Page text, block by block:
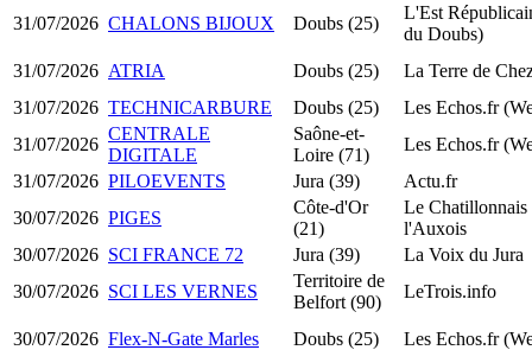
31/07/2026 CHALONS BIJOUX Doubs (25)
L'Est
du Doubs)
31/07/2026 ATRIA Doubs (25)
La Terre de
31/07/2026 TECHNICARBURE Doubs (25)
Les Echos.fr
31/07/2026
CENTRALE
DIGITALE
Saône-et-
Loire (71)
Les Echos.fr
31/07/2026 PILOEVENTS Jura (39)
Actu.fr
30/07/2026 PIGES
Côte-d'Or
(21)
Le Chatillonnais
l'Auxois
30/07/2026 SCI FRANCE 72 Jura (39)
La Voix du Jura
30/07/2026 SCI LES VERNES
Territoire de
Belfort (90)
LeTrois.info
30/07/2026 Flex-N-Gate Marles Doubs (25) Les Echos.fr